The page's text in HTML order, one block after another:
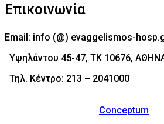
Επικοινωνία
Email: info (@) evaggelismos-
Υψηλάντου 45-47, ΤΚ 10676,
Τηλ. Κέντρο: 213 – 2041000
Conceptum